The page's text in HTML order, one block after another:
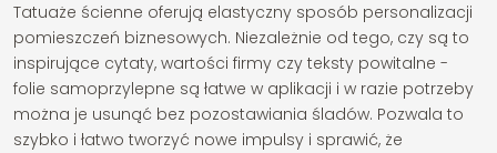
Tatuaże ścienne oferują elastyczny sposób personalizacji
pomieszczeń biznesowych. Niezależnie od tego, czy są to
inspirujące cytaty, wartości firmy czy teksty powitalne -
folie samoprzylepne są łatwe w aplikacji i w razie potrzeby
można je usunąć bez pozostawiania śladów. Pozwala to
szybko i łatwo tworzyć nowe impulsy i sprawić, że